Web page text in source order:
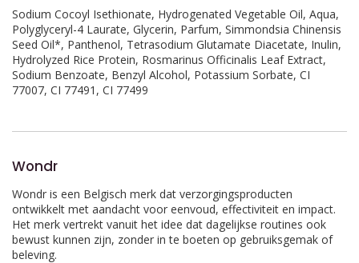
Sodium Cocoyl Isethionate, Hydrogenated Vegetable Oil, Aqua,
Polyglyceryl-4 Laurate, Glycerin, Parfum, Simmondsia Chinensis
Seed Oil*, Panthenol, Tetrasodium Glutamate Diacetate, Inulin,
Hydrolyzed Rice Protein, Rosmarinus Officinalis Leaf Extract,
Sodium Benzoate, Benzyl Alcohol, Potassium Sorbate, CI
77007, CI 77491, CI 77499
Wondr
Wondr is een Belgisch merk dat verzorgingsproducten
ontwikkelt met aandacht voor eenvoud, effectiviteit en impact.
Het merk vertrekt vanuit het idee dat dagelijkse routines ook
bewust kunnen zijn, zonder in te boeten op gebruiksgemak of
beleving.